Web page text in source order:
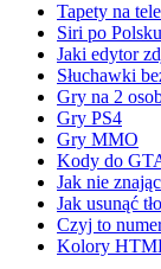
Tapety na
Siri po Polsku
Jaki edytor
Słuchawki
Gry na 2
Gry PS4
Gry MMO
Kody do
Jak nie
Jak usunąć
Czyj to
Kolory